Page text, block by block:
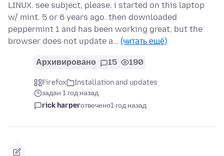
LINUX. see subject, please. i started on this laptop
w/ mint. 5 or 6 years ago. then downloaded
peppermint 1 and has been working great, but the
browser does not update a… (читать ещё)
Архивировано 15 190
Firefox
Installation and updates
задан 1 год назад
rick harperотвечено1 год назад